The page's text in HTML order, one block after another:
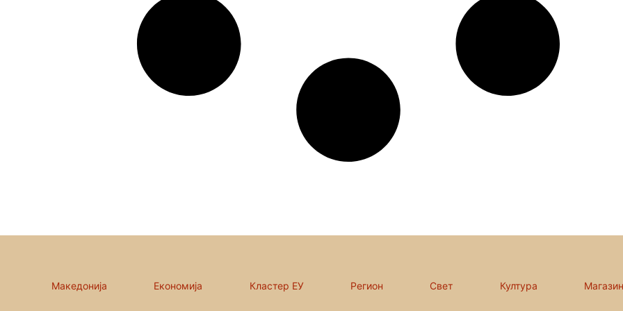
Македонија Економија Кластер ЕУ Регион Свет Култура Магазин